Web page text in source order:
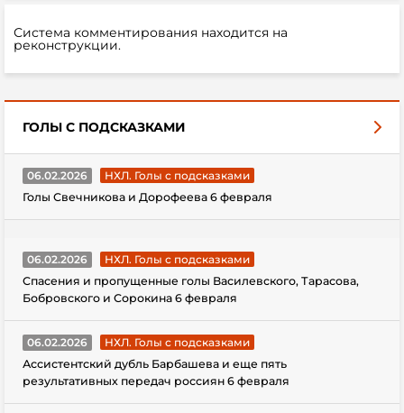
Система комментирования находится на
реконструкции.
ГОЛЫ С ПОДСКАЗКАМИ
06.02.2026
НХЛ. Голы с подсказками
Голы Свечникова и Дорофеева 6 февраля
06.02.2026
НХЛ. Голы с подсказками
Спасения и пропущенные голы Василевского, Тарасова,
Бобровского и Сорокина 6 февраля
06.02.2026
НХЛ. Голы с подсказками
Ассистентский дубль Барбашева и еще пять
результативных передач россиян 6 февраля